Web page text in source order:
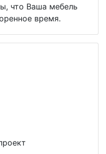
что Ваша мебель
время.